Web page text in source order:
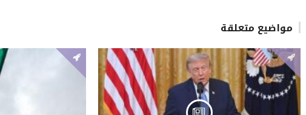
مواضيع متعلقة